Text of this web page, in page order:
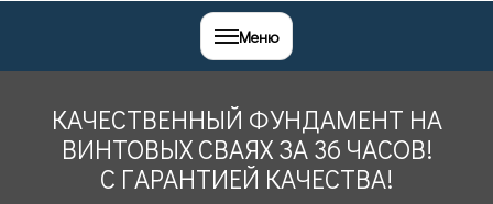
Меню
КАЧЕСТВЕННЫЙ ФУНДАМЕНТ НА
ВИНТОВЫХ СВАЯХ ЗА 36 ЧАСОВ!
С ГАРАНТИЕЙ КАЧЕСТВА!